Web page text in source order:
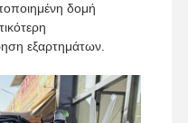
δομή
εξαρτημάτων.